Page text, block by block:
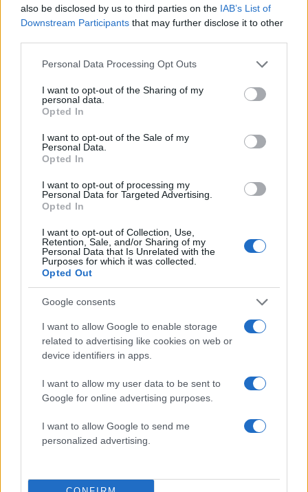
also be disclosed by us to third parties on the IAB’s List of
Downstream Participants that may further disclose it to other
Please note that this website/app uses one or more Google
not limited to your visit or usage behaviour. You may click to
grant or deny consent to Google and its third-party tags to
use your data for below specified purposes in below Google
consent section.
Personal Data Processing Opt Outs
I want to opt-out of the Sharing of my
personal data.
Opted In
I want to opt-out of the Sale of my
Personal Data.
Opted In
I want to opt-out of processing my
Personal Data for Targeted Advertising.
Opted In
I want to opt-out of Collection, Use,
Retention, Sale, and/or Sharing of my
Personal Data that Is Unrelated with the
Purposes for which it was collected.
Opted Out
Google consents
I want to allow Google to enable storage
related to advertising like cookies on web or
device identifiers in apps.
I want to allow my user data to be sent to
Google for online advertising purposes.
I want to allow Google to send me
personalized advertising.
Σχόλια
Σχολίασε εδώ
50 /50
Υποβολή σχολίου
Όροι Χρήσης. Το site προστατεύεται από reCAPTCHA, ισχύουν
ΠΑΣΟΚ
ΤΑΣΟΣ ΧΑΤΖΗΒΑΣΙΛΕΙΟΥ
Share:
Ακολουθήστε το Νewsit.gr στοGoogle News
τελευταία νέατης ημέρας